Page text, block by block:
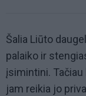
Šalia Liūto
palaiko ir
įsimintini.
jam reikia jo